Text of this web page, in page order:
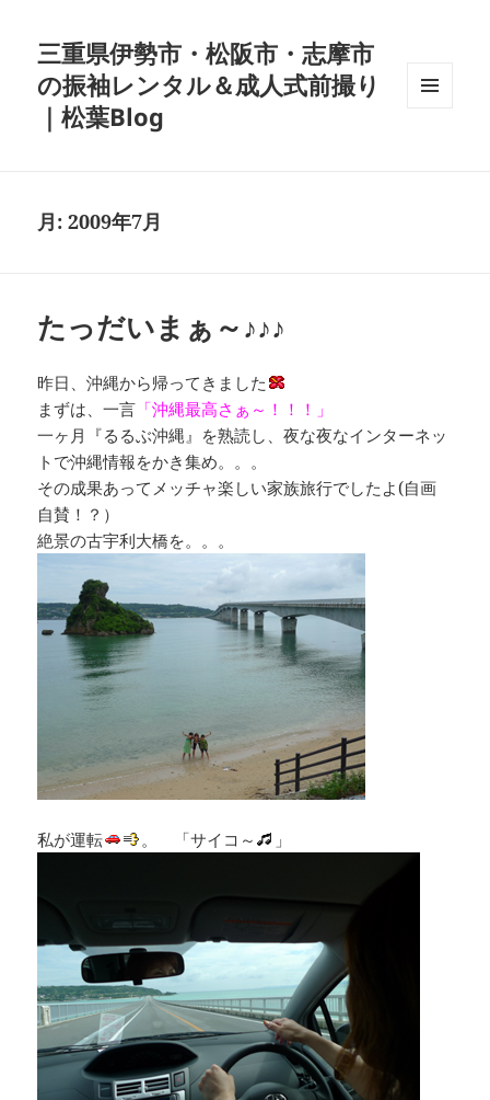
三重県伊勢市・松阪市・志摩市
の振袖レンタル＆成人式前撮り
｜松葉Blog
月:2009年7月
たっだいまぁ～♪♪♪
昨日、沖縄から帰ってきました
まずは、一言 「沖縄最高さぁ～！！！」
一ヶ月『るるぶ沖縄』を熟読し、夜な夜なインターネッ
トで沖縄情報をかき集め。。。
その成果あってメッチャ楽しい家族旅行でしたよ(自画
自賛！？）
絶景の古宇利大橋を。。。
私が運転 。 「サイコ～ 」